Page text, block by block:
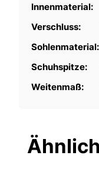
Innenmaterial:
Verschluss:
Sohlenmaterial:
Schuhspitze:
Weitenmaß: